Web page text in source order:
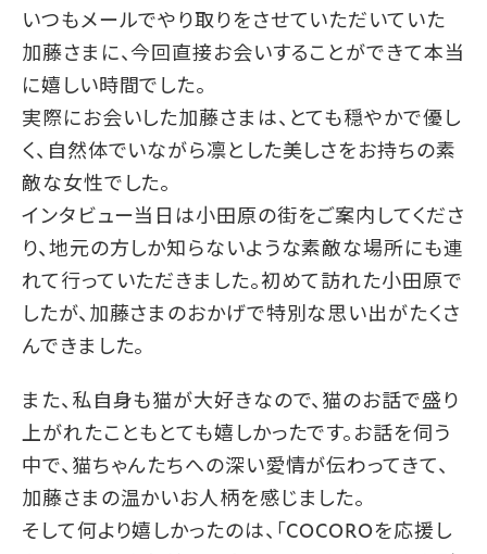
いつもメールでやり取りをさせていただいていた
加藤さまに、今回直接お会いすることができて本当
に嬉しい時間でした。
実際にお会いした加藤さまは、とても穏やかで優し
く、自然体でいながら凛とした美しさをお持ちの素
敵な女性でした。
インタビュー当日は小田原の街をご案内してくださ
り、地元の方しか知らないような素敵な場所にも連
れて行っていただきました。初めて訪れた小田原で
したが、加藤さまのおかげで特別な思い出がたくさ
んできました。
また、私自身も猫が大好きなので、猫のお話で盛り
上がれたこともとても嬉しかったです。お話を伺う
中で、猫ちゃんたちへの深い愛情が伝わってきて、
加藤さまの温かいお人柄を感じました。
そして何より嬉しかったのは、「COCOROを応援し